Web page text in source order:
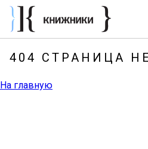
404 СТРАНИЦА
На главную